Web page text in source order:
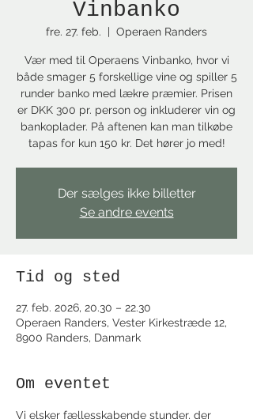
Vinbanko
fre. 27. feb.
  |
Operaen Randers
Vær med til Operaens Vinbanko, hvor vi
både smager 5 forskellige vine og spiller 5
runder banko med lækre præmier. Prisen
er DKK 300 pr. person og inkluderer vin og
bankoplader. På aftenen kan man tilkøbe
tapas for kun 150 kr. Det hører jo med!
Der sælges ikke billetter
Se andre events
Tid og sted
27. feb. 2026, 20.30 – 22.30
Operaen Randers, Vester Kirkestræde 12,
8900 Randers, Danmark
Om eventet
Vi elsker fællesskabende stunder, der